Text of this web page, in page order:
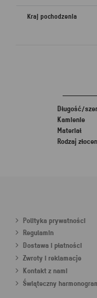
Kraj pochodzenia
Długość/
Kamienie
Materiał
Rodzaj
Polityka prywatności
Regulamin
Dostawa i płatności
Zwroty i reklamacje
Kontakt z nami
Świąteczny